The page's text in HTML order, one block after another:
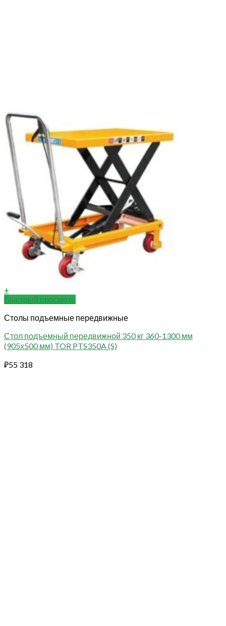
+
Быстрый просмотр
Столы подъемные передвижные
Стол подъемный передвижной 350 кг 360-1300 мм
(905х500 мм) TOR PTS350A (S)
₽55 318